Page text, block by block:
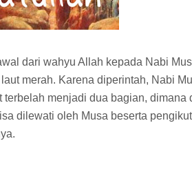
dari wahyu Allah kepada Nabi
merah. Karena diperintah, Nabi
menjadi dua bagian, dimana
dilewati oleh Musa beserta